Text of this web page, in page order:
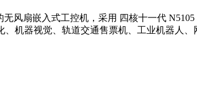
风扇嵌入式工控机，采用 四核十一代
机器视觉、轨道交通售票机、工业机器人、